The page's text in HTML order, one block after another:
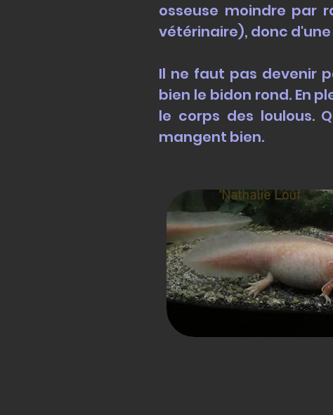
osseuse moindre par
vétérinaire), donc
Il ne faut pas devenir
bien le bidon rond. En
le corps des loulous.
mangent bien.
Nathalie Louf